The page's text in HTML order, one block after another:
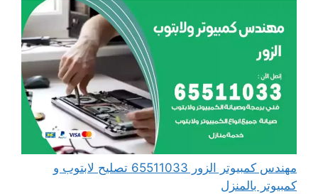
مهندس كمبيوتر الزور 65511033 تصليح لابتوب و
كمبيوتر بالمنزل